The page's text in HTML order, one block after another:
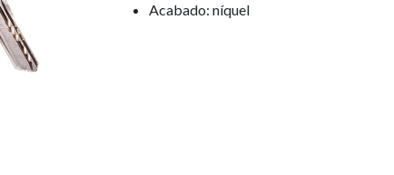
Acabado: níquel